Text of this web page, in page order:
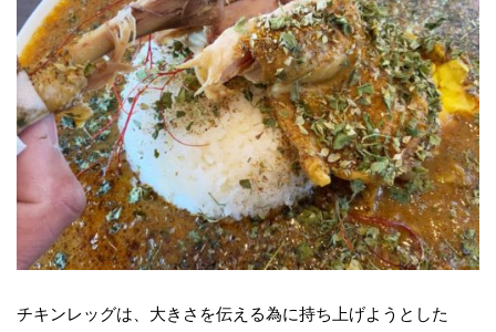
チキンレッグは、大きさを伝える為に持ち上げようとした